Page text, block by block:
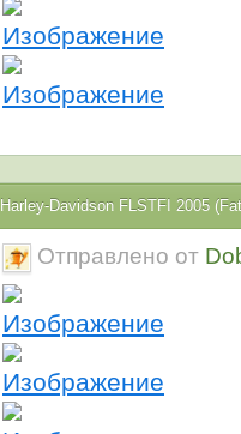
Harley-Davidson FLSTFI 2005
Отправлено от